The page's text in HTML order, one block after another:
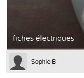
fiches électriques
Sophie B